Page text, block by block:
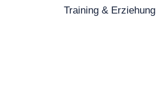
Training & Erziehung